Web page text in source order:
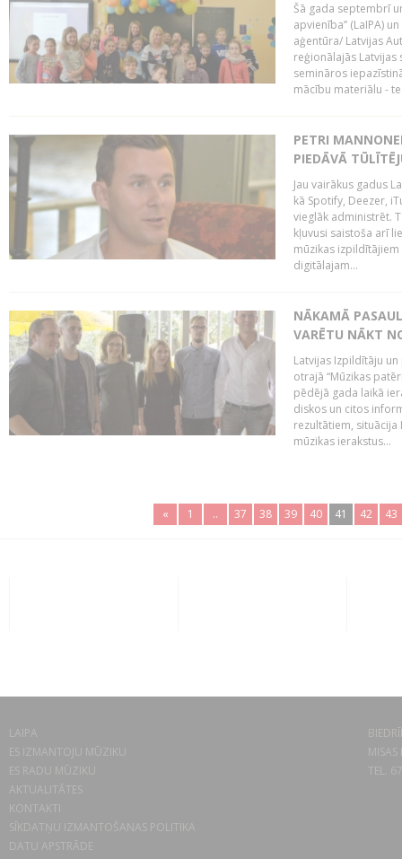
Šā gada septembrī
apvienība” (LaIPA)
aģentūra/ Latvijas
reģionālajās
semināros
mācību materiālu -
PETRI
PIEDĀVĀ
Jau vairākus gadus
kā Spotify, Deezer,
vieglāk administrēt.
kļuvusi saistoša arī
mūzikas
digitālajam...
NĀKAMĀ
VARĒTU NĀKT
Latvijas Izpildītāju
otrajā “Mūzikas
pēdējā gada laikā
diskos un citos
rezultātiem, situācija
mūzikas ierakstus...
« 1 .. 37 38 39 40 41 42 43
LAIPA
ES IZMANTOJU MŪZIKU
ES RADU MŪZIKU
AKTUALITĀTES
KONTAKTI
SĪKDATŅU IZMANTOŠANAS POLITIKA
DATU APSTRĀDE
TEL.